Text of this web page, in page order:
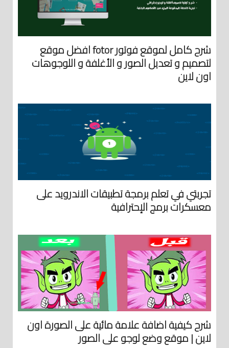
شرح كامل لموقع فوتور fotor افضل موقع
لتصميم و تعديل الصور و الأغلفة و اللوجوهات
اون لاين
تجربتي في تعلم برمجة تطبيقات الاندرويد على
معسكرات برمج الإحترافية
شرح كيفية اضافة علامة مائية على الصورة اون
لاين | موقع وضع لوجو على الصور